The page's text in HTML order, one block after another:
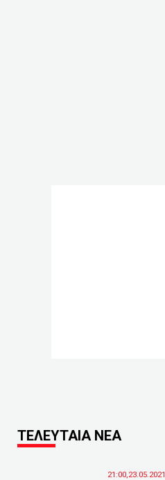
ΤΕΛΕΥΤΑΙΑ ΝΕΑ
21:00,23.05.2021